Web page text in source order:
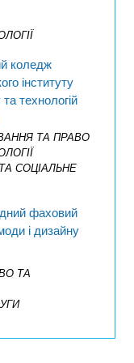
коледж
інституту
та технологій
ТА ПРАВО
СОЦІАЛЬНЕ
фаховий
і дизайну
ТА